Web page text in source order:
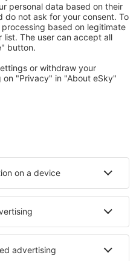
hledané ubytování
města
in Kaş
v Side
Ubytování in Blue River